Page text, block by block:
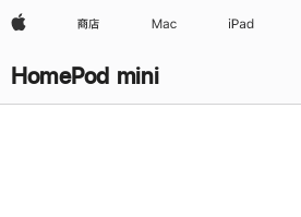
Apple 商店 Mac iPad
HomePod mini